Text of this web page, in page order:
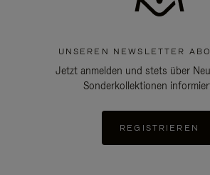
UNSEREN NEWSLETTER
Jetzt anmelden und stets über
Sonderkollektionen
REGISTRIEREN